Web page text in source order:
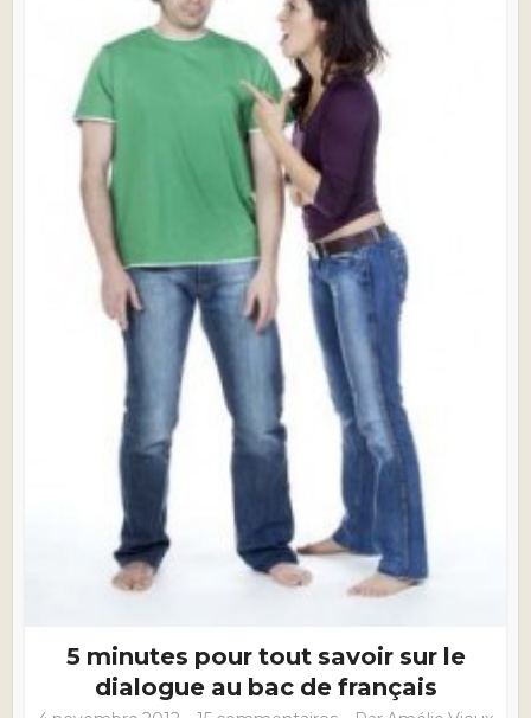
5 minutes pour tout savoir sur le
dialogue au bac de français